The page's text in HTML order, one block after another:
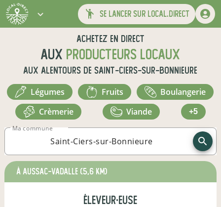
se lancer sur local.direct
Achetez en direct
aux producteurs locaux
aux alentours deSaint-Ciers-sur-Bonnieure
légumes fruits
boulangerie
crèmerie
viande +5
Ma commune
à Aussac-Vadalle (5,6 km)
éleveur·euse